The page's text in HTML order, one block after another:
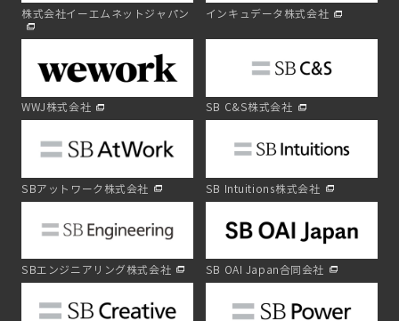
株式会社イーエムネットジャパン インキュデータ株式会社
WWJ株式会社 SB C&S株式会社
SBアットワーク株式会社 SB Intuitions株式会社
SBエンジニアリング株式会社 SB OAI Japan合同会社